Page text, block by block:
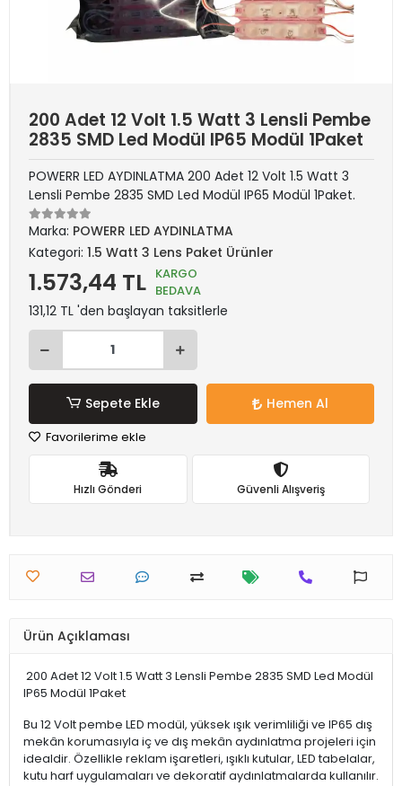
200 Adet 12 Volt 1.5 Watt 3 Lensli Pembe
2835 SMD Led Modül IP65 Modül 1Paket
POWERR LED AYDINLATMA 200 Adet 12 Volt 1.5 Watt 3
Lensli Pembe 2835 SMD Led Modül IP65 Modül 1Paket.
Marka: POWERR LED AYDINLATMA
Kategori: 1.5 Watt 3 Lens Paket Ürünler
1.573,44 TL KARGO
BEDAVA
131,12 TL 'den başlayan taksitlerle
Sepete Ekle Hemen Al
Favorilerime ekle
Hızlı Gönderi Güvenli Alışveriş
Ürün Açıklaması
200 Adet 12 Volt 1.5 Watt 3 Lensli Pembe 2835 SMD Led Modül
IP65 Modül 1Paket
Bu 12 Volt pembe LED modül, yüksek ışık verimliliği ve IP65 dış
mekân korumasıyla iç ve dış mekân aydınlatma projeleri için
idealdir. Özellikle reklam işaretleri, ışıklı kutular, LED tabelalar,
kutu harf uygulamaları ve dekoratif aydınlatmalarda kullanılır.